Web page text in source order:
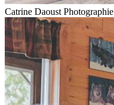
Catrine Daoust Photographie